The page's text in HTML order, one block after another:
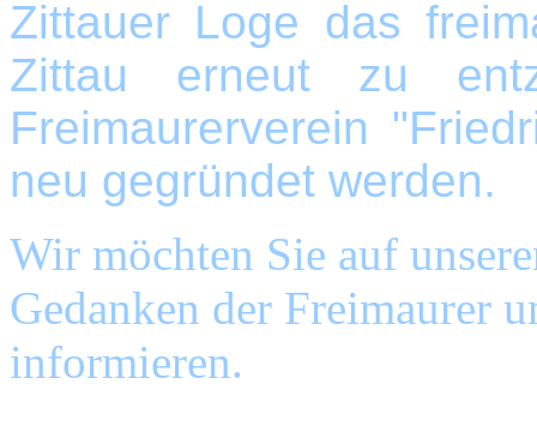
Zittauer Loge das
Zittau erneut zu
Freimaurerverein
neu gegründet werden.
Wir möchten Sie auf
Gedanken der Freimaurer
informieren.